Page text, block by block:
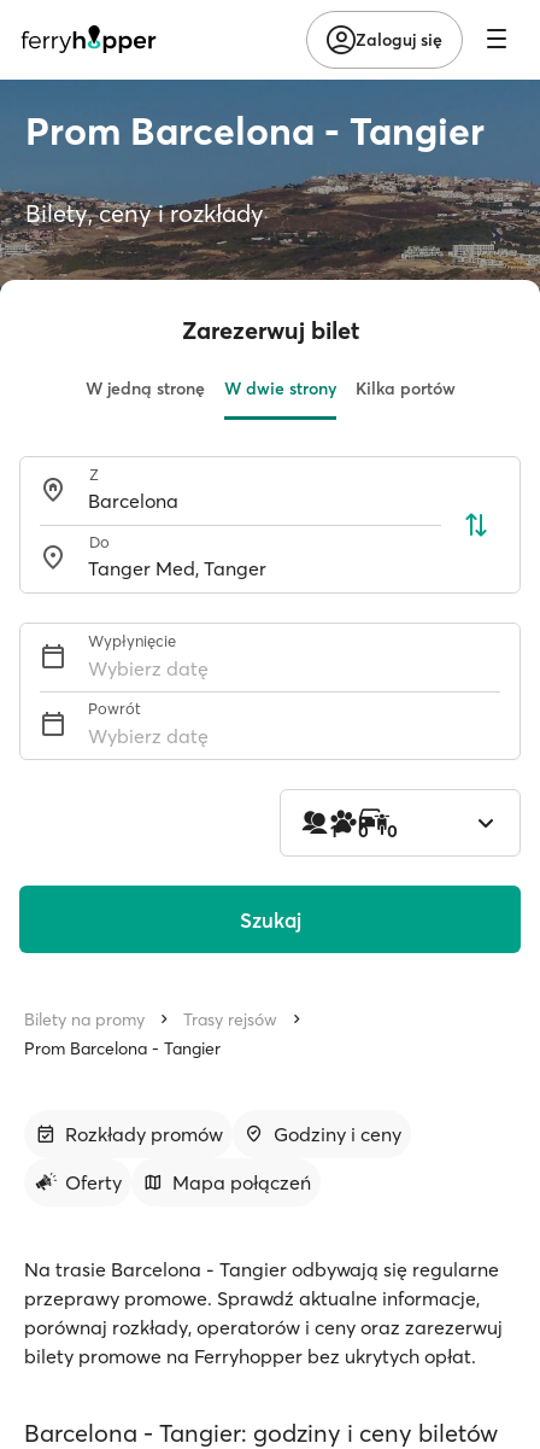
Zaloguj się
Prom Barcelona - Tangier
Bilety, ceny i rozkłady
Zarezerwuj bilet
W jedną stronę W dwie strony Kilka portów
Z
Do
Wypłynięcie
Wybierz datę
Powrót
Wybierz datę
1 0 0
Szukaj
Bilety na promy
Trasy rejsów
Prom Barcelona - Tangier
Rozkłady promów
Godziny i ceny
Oferty
Mapa połączeń
Na trasie Barcelona - Tangier odbywają się regularne
przeprawy promowe. Sprawdź aktualne informacje,
porównaj rozkłady, operatorów i ceny oraz zarezerwuj
bilety promowe na Ferryhopper bez ukrytych opłat.
Barcelona - Tangier: godziny i ceny biletów